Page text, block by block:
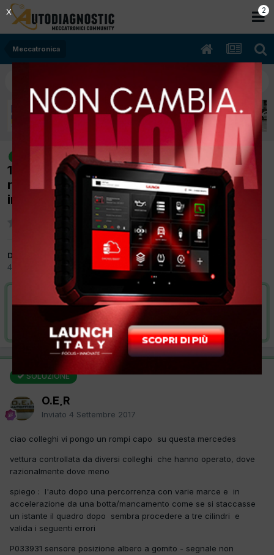
Meccatronica
[MERCEDES B200(246) 03/2013
1796cc 651901 100Kw Diesel] vettura in
recovery con vari errori validati in ecu
iniezione
Da O.E,R
4 Settembre 2017
Meccatronica
VAI ALLA SOLUZIONE
Risolta da O.E,R,4 Settembre 2017
SOLUZIONE
O.E,R
Inviato 4 Settembre 2017
ciao colleghi vi pongo un rompi capo su questa mercedes
vettura controllata da diversi colleghi che hanno operato, dove
razionalmente dove meno
spiego : l'auto dopo una percorrenza con varie marce e in
accelerazione da una botta/mancamento come se si staccasse
un istante il quadro dopo sembra procedere a tre cilindri e
valida i seguenti errori
P033931 sensore posizione albero a gomito - segnale non
1
X